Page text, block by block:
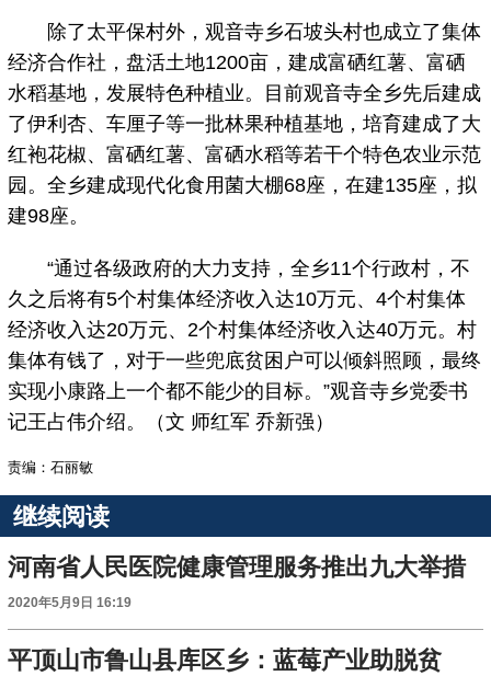
除了太平保村外，观音寺乡石坡头村也成立了集体
经济合作社，盘活土地1200亩，建成富硒红薯、富硒
水稻基地，发展特色种植业。目前观音寺全乡先后建成
了伊利杏、车厘子等一批林果种植基地，培育建成了大
红袍花椒、富硒红薯、富硒水稻等若干个特色农业示范
园。全乡建成现代化食用菌大棚68座，在建135座，拟
建98座。
“通过各级政府的大力支持，全乡11个行政村，不
久之后将有5个村集体经济收入达10万元、4个村集体
经济收入达20万元、2个村集体经济收入达40万元。村
集体有钱了，对于一些兜底贫困户可以倾斜照顾，最终
实现小康路上一个都不能少的目标。”观音寺乡党委书
记王占伟介绍。（文 师红军 乔新强）
责编：石丽敏
继续阅读
河南省人民医院健康管理服务推出九大举措
2020年5月9日 16:19
平顶山市鲁山县库区乡：蓝莓产业助脱贫